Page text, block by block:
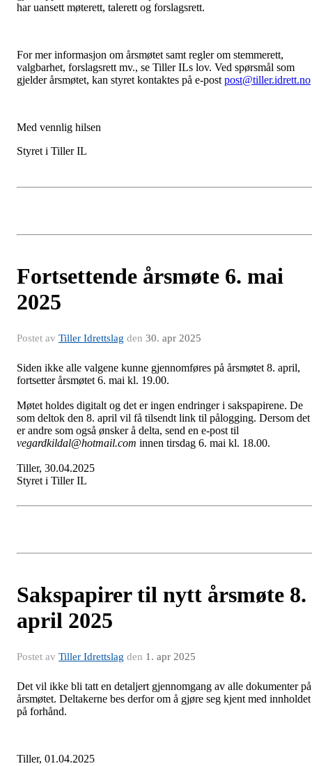
har uansett møterett, talerett og forslagsrett.
For mer informasjon om årsmøtet samt regler om stemmerett,
valgbarhet, forslagsrett mv., se Tiller ILs lov. Ved spørsmål som
gjelder årsmøtet, kan styret kontaktes på e-post post@tiller.idrett.no
Med vennlig hilsen
Styret i Tiller IL
Fortsettende årsmøte 6. mai
2025
Postet av Tiller Idrettslag den 30. apr 2025
Siden ikke alle valgene kunne gjennomføres på årsmøtet 8. april,
fortsetter årsmøtet 6. mai kl. 19.00.
Møtet holdes digitalt og det er ingen endringer i sakspapirene. De
som deltok den 8. april vil få tilsendt link til pålogging. Dersom det
er andre som også ønsker å delta, send en e-post til
vegardkildal@hotmail.com innen tirsdag 6. mai kl. 18.00.
Tiller, 30.04.2025
Styret i Tiller IL
Sakspapirer til nytt årsmøte 8.
april 2025
Postet av Tiller Idrettslag den 1. apr 2025
Det vil ikke bli tatt en detaljert gjennomgang av alle dokumenter på
årsmøtet. Deltakerne bes derfor om å gjøre seg kjent med innholdet
på forhånd.
Tiller, 01.04.2025